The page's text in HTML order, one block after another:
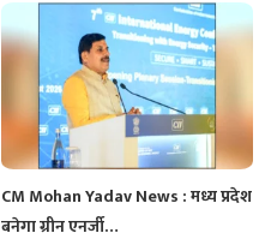
CM Mohan Yadav News : मध्य प्रदेश
बनेगा ग्रीन एनर्जी…